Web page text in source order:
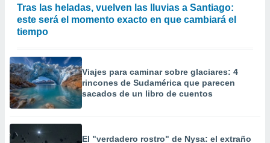
Tras las heladas, vuelven las lluvias a Santiago:
este será el momento exacto en que cambiará el
tiempo
Viajes para caminar sobre glaciares: 4
rincones de Sudamérica que parecen
sacados de un libro de cuentos
El "verdadero rostro" de Nysa: el extraño